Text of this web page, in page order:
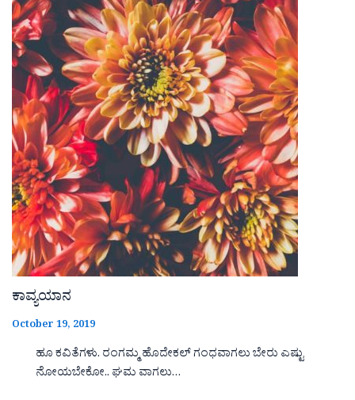
ಕಾವ್ಯಯಾನ
October 19, 2019
ಹೂ ಕವಿತೆಗಳು. ರಂಗಮ್ಮ ಹೊದೇಕಲ್ ಗಂಧವಾಗಲು ಬೇರು ಎಷ್ಟು
ನೋಯಬೇಕೋ.. ಘಮ ವಾಗಲು…